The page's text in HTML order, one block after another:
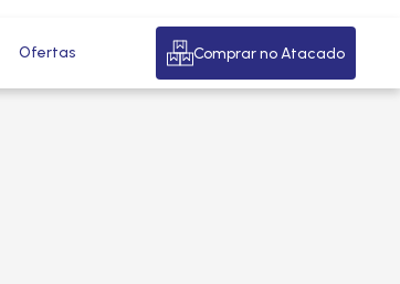
Ofertas Comprar no Atacado